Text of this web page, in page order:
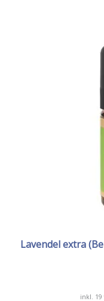
Lavendel extra
inkl. 19